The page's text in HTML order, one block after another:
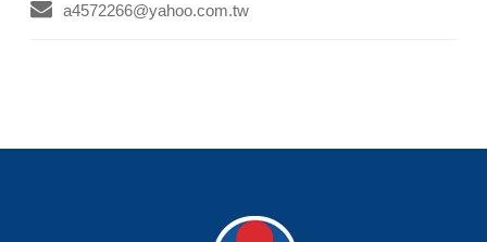
a4572266@yahoo.com.tw